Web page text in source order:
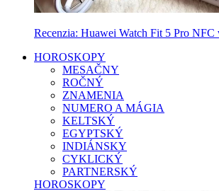
Recenzia: Huawei Watch Fit 5 Pro NFC
HOROSKOPY
MESAČNY
ROČNÝ
ZNAMENIA
NUMERO A MÁGIA
KELTSKÝ
EGYPTSKÝ
INDIÁNSKY
CYKLICKÝ
PARTNERSKÝ
HOROSKOPY